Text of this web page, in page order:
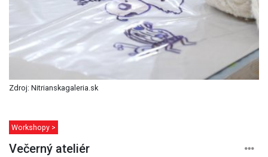
Zdroj: Nitrianskagaleria.sk
Workshopy >
Večerný ateliér